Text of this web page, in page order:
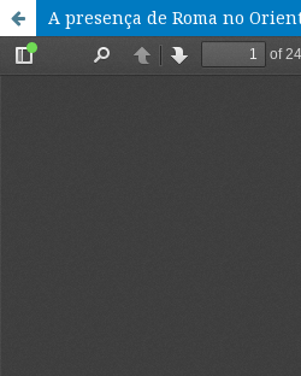
A presença de Roma no